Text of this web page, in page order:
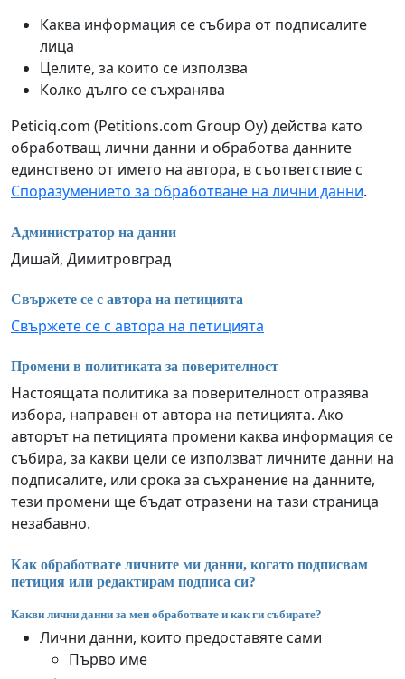
Каква информация се събира от подписалите
лица
Целите, за които се използва
Колко дълго се съхранява
Peticiq.com (Petitions.com Group Oy) действа като
обработващ лични данни и обработва данните
единствено от името на автора, в съответствие с
Споразумението за обработване на лични данни.
Администратор на данни
Дишай, Димитровград
Свържете се с автора на петицията
Свържете се с автора на петицията
Промени в политиката за поверителност
Настоящата политика за поверителност отразява
избора, направен от автора на петицията. Ако
авторът на петицията промени каква информация се
събира, за какви цели се използват личните данни на
подписалите, или срока за съхранение на данните,
тези промени ще бъдат отразени на тази страница
незабавно.
Как обработвате личните ми данни, когато подписвам
петиция или редактирам подписа си?
Какви лични данни за мен обработвате и как ги събирате?
Лични данни, които предоставяте сами
Първо име